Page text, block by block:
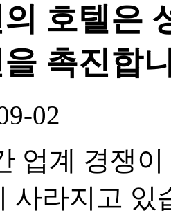
호텔은
촉진합
02
업계 경쟁
사라지고 있